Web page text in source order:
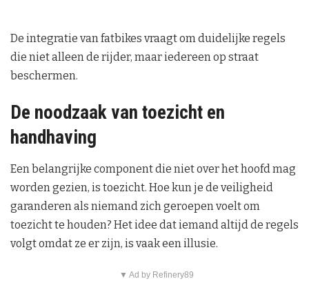
De integratie van fatbikes vraagt om duidelijke regels
die niet alleen de rijder, maar iedereen op straat
beschermen.
De noodzaak van toezicht en
handhaving
Een belangrijke component die niet over het hoofd mag
worden gezien, is toezicht. Hoe kun je de veiligheid
garanderen als niemand zich geroepen voelt om
toezicht te houden? Het idee dat iemand altijd de regels
volgt omdat ze er zijn, is vaak een illusie.
▼ Ad by Refinery89